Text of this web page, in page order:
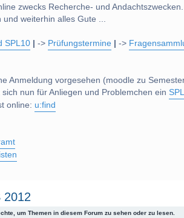
zwecks Recherche- und Andachtszwecken.
und weiterhin alles Gute ...
SPL10 -> Prüfungstermine ->
Anmeldung vorgesehen (moodle zu
nun für Anliegen und Problemchen ein
online: u:find
2012
um Themen in diesem Forum zu sehen oder zu lesen.